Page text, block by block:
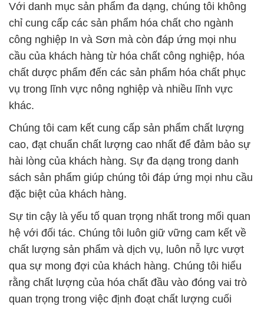
Với danh mục sản phẩm đa dạng, chúng tôi không
chỉ cung cấp các sản phẩm hóa chất cho ngành
công nghiệp In và Sơn mà còn đáp ứng mọi nhu
cầu của khách hàng từ hóa chất công nghiệp, hóa
chất dược phẩm đến các sản phẩm hóa chất phục
vụ trong lĩnh vực nông nghiệp và nhiều lĩnh vực
khác.
Chúng tôi cam kết cung cấp sản phẩm chất lượng
cao, đạt chuẩn chất lượng cao nhất để đảm bảo sự
hài lòng của khách hàng. Sự đa dạng trong danh
sách sản phẩm giúp chúng tôi đáp ứng mọi nhu cầu
đặc biệt của khách hàng.
Sự tin cậy là yếu tố quan trọng nhất trong mối quan
hệ với đối tác. Chúng tôi luôn giữ vững cam kết về
chất lượng sản phẩm và dịch vụ, luôn nỗ lực vượt
qua sự mong đợi của khách hàng. Chúng tôi hiểu
rằng chất lượng của hóa chất đầu vào đóng vai trò
quan trọng trong việc định đoạt chất lượng cuối